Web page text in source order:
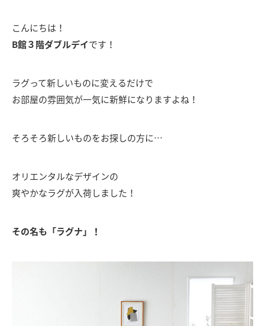
こんにちは！
B館３階ダブルデイです！
ラグって新しいものに変えるだけで
お部屋の雰囲気が一気に新鮮になりますよね！
そろそろ新しいものをお探しの方に…
オリエンタルなデザインの
爽やかなラグが入荷しました！
その名も「ラグナ」！